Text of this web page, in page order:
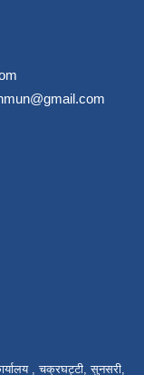
, चक्रघट्टी, सुनसरी,